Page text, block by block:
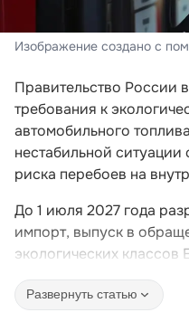
Изображение создано с
Правительство России
требования к
автомобильного
нестабильной ситуации
риска перебоев на
До 1 июля 2027 года
импорт, выпуск в
экологических
Развернуть статью